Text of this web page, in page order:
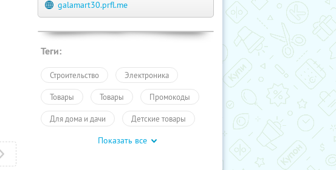
galamart30.prfl.me
Теги:
Строительство Электроника
Товары Товары Промокоды
Для дома и дачи Детские товары
Другое
Показать все